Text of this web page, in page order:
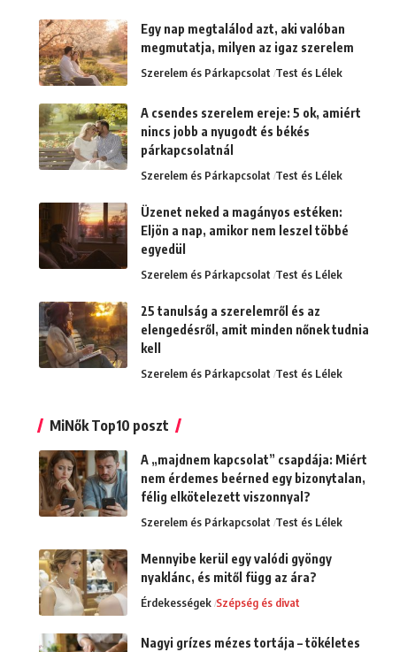
Egy nap megtalálod azt, aki valóban
megmutatja, milyen az igaz szerelem
Szerelem és Párkapcsolat Test és Lélek
A csendes szerelem ereje: 5 ok, amiért
nincs jobb a nyugodt és békés
párkapcsolatnál
Szerelem és Párkapcsolat Test és Lélek
Üzenet neked a magányos estéken:
Eljön a nap, amikor nem leszel többé
egyedül
Szerelem és Párkapcsolat Test és Lélek
25 tanulság a szerelemről és az
elengedésről, amit minden nőnek tudnia
kell
Szerelem és Párkapcsolat Test és Lélek
MiNők Top10 poszt
A „majdnem kapcsolat” csapdája: Miért
nem érdemes beérned egy bizonytalan,
félig elkötelezett viszonnyal?
Szerelem és Párkapcsolat Test és Lélek
Mennyibe kerül egy valódi gyöngy
nyaklánc, és mitől függ az ára?
Érdekességek Szépség és divat
Nagyi grízes mézes tortája – tökéletes